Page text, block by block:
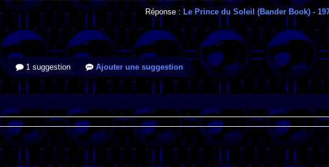
Réponse : Le Prince du Soleil (Bander Book)-
1 suggestion Ajouter une suggestion